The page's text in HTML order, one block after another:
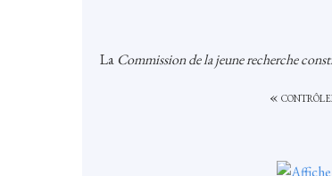
La Commission de la jeune recherche
«